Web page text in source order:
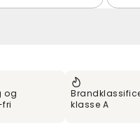
og
fri
klasse A